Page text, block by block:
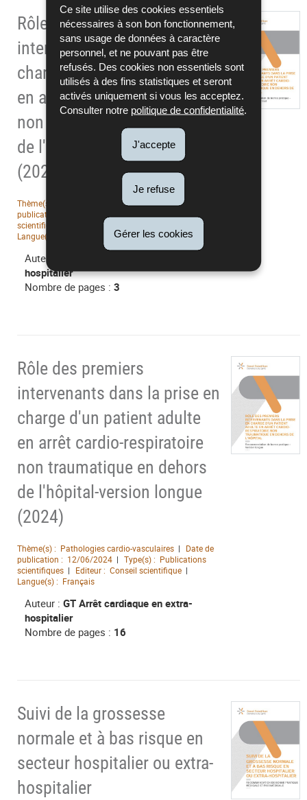
Ce site utilise des cookies essentiels
nécessaires à son bon fonctionnement,
sans usage de données à caractère
personnel, et ne pouvant pas être
refusés. Des cookies non essentiels sont
utilisés à des fins statistiques et seront
activés uniquement si vous les acceptez.
Consulter notre politique de confidentialité.
J'accepte
Je refuse
Gérer les cookies
Rôle des premiers
intervenants dans la prise en
charge d'un patient adulte
en arrêt cardio-respiratoire
non traumatique en dehors
de l'hôpital-arbre décisionnel
(2024)
Thème(s) : Pathologies cardio-vasculaires
publication :
scientifiques
Editeur :
Langue(s) :
Auteur :
hospitalier
Nombre de pages : 3
Rôle des premiers
intervenants dans la prise en
charge d'un patient adulte
en arrêt cardio-respiratoire
non traumatique en dehors
de l'hôpital-version longue
(2024)
Thème(s) : Pathologies cardio-vasculaires
Date de
publication : 12/06/2024 Type(s) : Publications
scientifiques
Editeur : Conseil scientifique
Langue(s) : Français
Auteur : GT Arrêt cardiaque en extra-
hospitalier
Nombre de pages : 16
Suivi de la grossesse
normale et à bas risque en
secteur hospitalier ou extra-
hospitalier